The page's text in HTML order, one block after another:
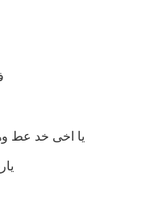
يا اخى خد عط